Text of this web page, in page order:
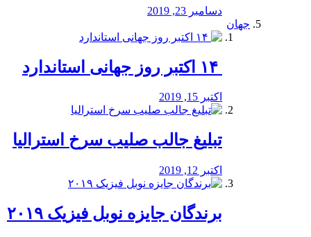
دسامبر 23, 2019
جهان
اکتبر 15, 2019
تبلیغ جالب صلیب سرخ استرالیا
اکتبر 12, 2019
برندگان جایزه نوبل فیزیک ۲۰۱۹